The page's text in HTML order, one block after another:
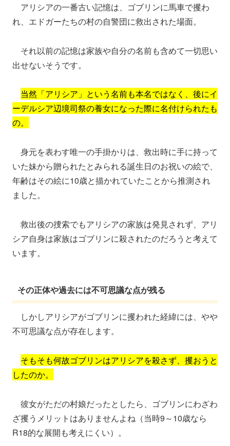
アリシアの一番古い記憶は、ゴブリンに馬車で攫わ
れ、エドガーたちの村の自警団に救出された場面。
それ以前の記憶は家族や自分の名前も含めて一切思い
出せないそうです。
当然「アリシア」という名前も本名ではなく、後にイ
ーデルシア辺境司祭の養女になった際に名付けられたも
の。
身元を表わす唯一の手掛かりは、救出時に手に持って
いた妹から贈られたとみられる誕生日のお祝いの絵で、
年齢はその絵に10歳と描かれていたことから推測され
ました。
救出後の捜索でもアリシアの家族は発見されず、アリ
シア自身は家族はゴブリンに殺されたのだろうと考えて
います。
その正体や過去には不可思議な点が残る
しかしアリシアがゴブリンに攫われた経緯には、やや
不可思議な点が存在します。
そもそも何故ゴブリンはアリシアを殺さず、攫おうと
したのか。
彼女がただの村娘だったとしたら、ゴブリンにわざわ
ざ攫うメリットはありませんよね（当時9～10歳なら
R18的な展開も考えにくい）。